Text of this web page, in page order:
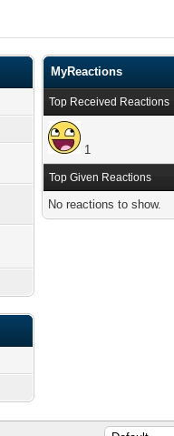
MyReactions
Top Received Reactions
1
Top Given Reactions
No reactions to show.